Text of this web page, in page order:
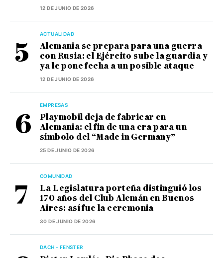
12 DE JUNIO DE 2026
ACTUALIDAD
Alemania se prepara para una guerra
con Rusia: el Ejército sube la guardia y
ya le pone fecha a un posible ataque
12 DE JUNIO DE 2026
EMPRESAS
Playmobil deja de fabricar en
Alemania: el fin de una era para un
símbolo del “Made in Germany”
25 DE JUNIO DE 2026
COMUNIDAD
La Legislatura porteña distinguió los
170 años del Club Alemán en Buenos
Aires: así fue la ceremonia
30 DE JUNIO DE 2026
DACH - FENSTER